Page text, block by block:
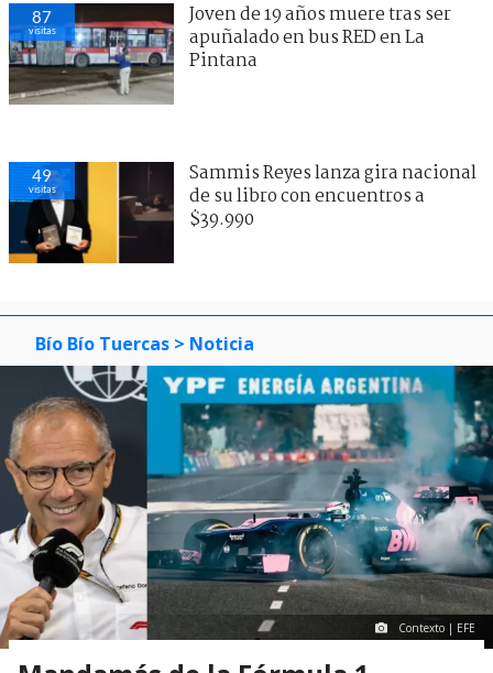
87
visitas
Joven de 19 años muere tras ser
apuñalado en bus RED en La
Pintana
49
visitas
Sammis Reyes lanza gira nacional
de su libro con encuentros a
$39.990
Bío Bío Tuercas > Noticia
Contexto | EFE